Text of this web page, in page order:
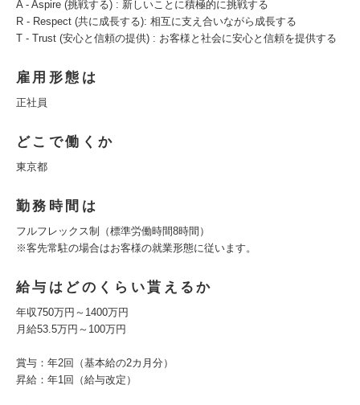
A ‐ Aspire (挑戦する) : 新しいことに積極的に挑戦する
R ‐ Respect (共に成長する): 相互に支え合いながら成長する
T - Trust (安心と信頼の提供) : お客様と社会に安心と信頼を提供する
雇用形態は
正社員
どこで働くか
東京都
勤務時間は
フルフレックス制（標準労働時間8時間）
※客先常駐の場合はお客様の就業形態に従います。
給与はどのくらい貰えるか
年収750万円～1400万円
月給53.5万円～100万円
賞与：年2回（基本給の2カ月分）
昇給：年1回（給与改定）